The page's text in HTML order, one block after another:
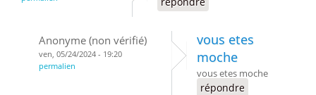
Anonyme (non vérifié)
ven, 05/24/2024 - 19:20
permalien
vous etes
moche
vous etes moche
répondre